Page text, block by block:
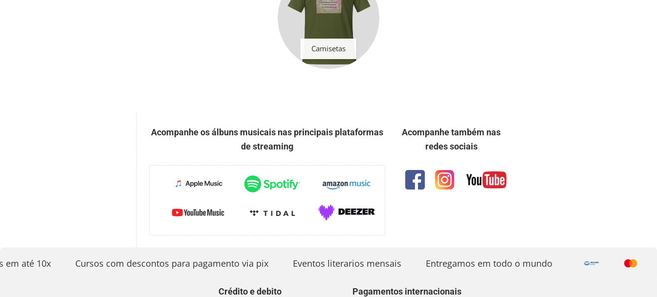
Camisetas
Acompanhe os álbuns musicais nas principais plataformas
de streaming
Acompanhe também nas
redes sociais
até 10x Cursos com descontos para pagamento via pix Eventos literarios mensais Entregamos em todo o mundo
Crédito e debito Pagamentos internacionais